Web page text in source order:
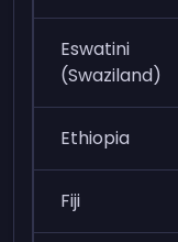
Eswatini
(Swaziland)
Ethiopia
Fiji